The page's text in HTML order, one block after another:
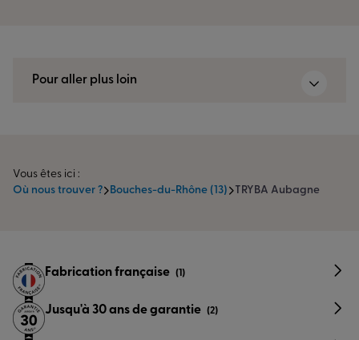
Pour aller plus loin
Vous êtes ici :
Où nous trouver ?
Bouches-du-Rhône (13) TRYBA Aubagne
Fabrication française (1)
Jusqu'à 30 ans de garantie (2)